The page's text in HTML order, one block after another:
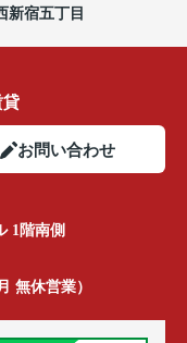
新宿五丁目
お問い合わせ
1階南側
無休営業）